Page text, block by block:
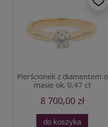
Pierścionek z diamentem o
masie ok. 0,47 ct
8 700,00 zł
do koszyka